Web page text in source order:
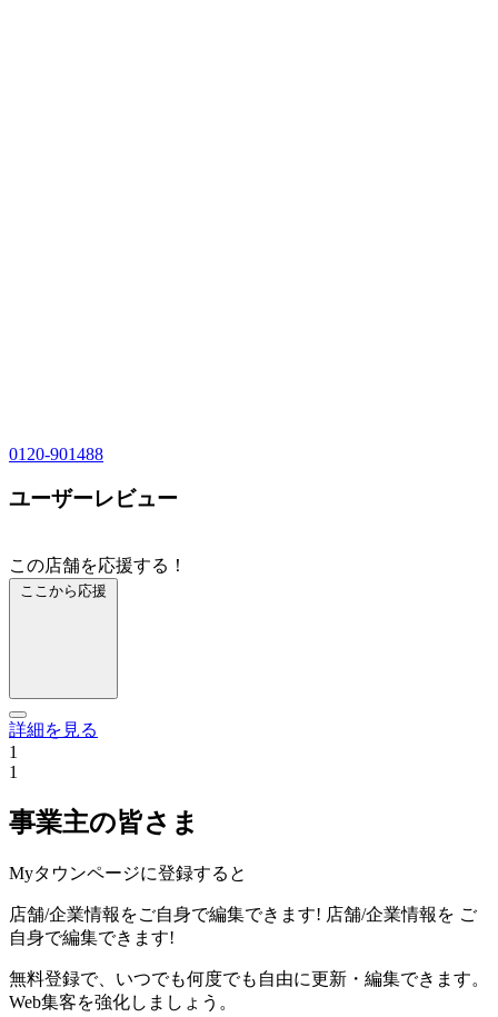
0120-901488
ユーザーレビュー
この店舗を応援する！
ここから応援
詳細を見る
1
1
事業主の皆さま
Myタウンページに登録すると
店舗/企業情報をご自身で編集できます! 店舗/企業情報を ご
自身で編集できます!
無料登録で、いつでも何度でも自由に更新・編集できます。
Web集客を強化しましょう。